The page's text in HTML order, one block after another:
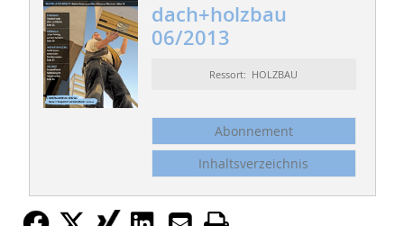
dach+holzbau
06/2013
Ressort: HOLZBAU
Abonnement
Inhaltsverzeichnis